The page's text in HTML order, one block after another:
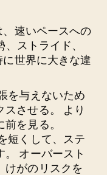
速いペースへの
ストライド、
世界に大きな違
を与えないため
スさせる。 より
を見る。
短くして、ステ
。 オーバースト
けがのリスクを